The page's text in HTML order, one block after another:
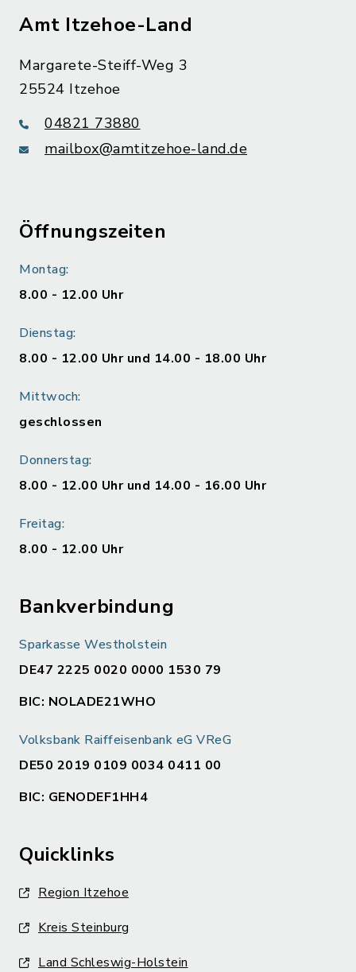
Amt Itzehoe-Land
Margarete-Steiff-Weg 3
25524 Itzehoe
04821 73880
mailbox@amtitzehoe-land.de
Öffnungszeiten
Montag:
8.00 - 12.00 Uhr
Dienstag:
8.00 - 12.00 Uhr und 14.00 - 18.00 Uhr
Mittwoch:
geschlossen
Donnerstag:
8.00 - 12.00 Uhr und 14.00 - 16.00 Uhr
Freitag:
8.00 - 12.00 Uhr
Bankverbindung
Sparkasse Westholstein
DE47 2225 0020 0000 1530 79
BIC: NOLADE21WHO
Volksbank Raiffeisenbank eG VReG
DE50 2019 0109 0034 0411 00
BIC: GENODEF1HH4
Quicklinks
Region Itzehoe
Kreis Steinburg
Land Schleswig-Holstein